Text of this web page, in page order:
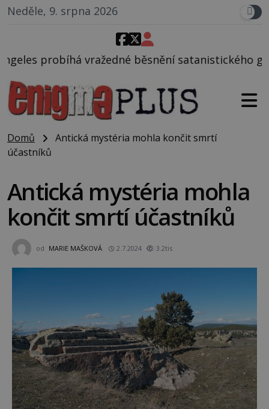
Neděle, 9. srpna 2026
běsnění satanistického gangu vedeného
Domů
Antická mystéria mohla končit smrtí
účastníků
Antická mystéria mohla
končit smrtí účastníků
od MARIE MAŠKOVÁ 2.7.2024 3.2tis